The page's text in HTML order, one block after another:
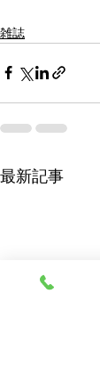
雑誌
最新記事